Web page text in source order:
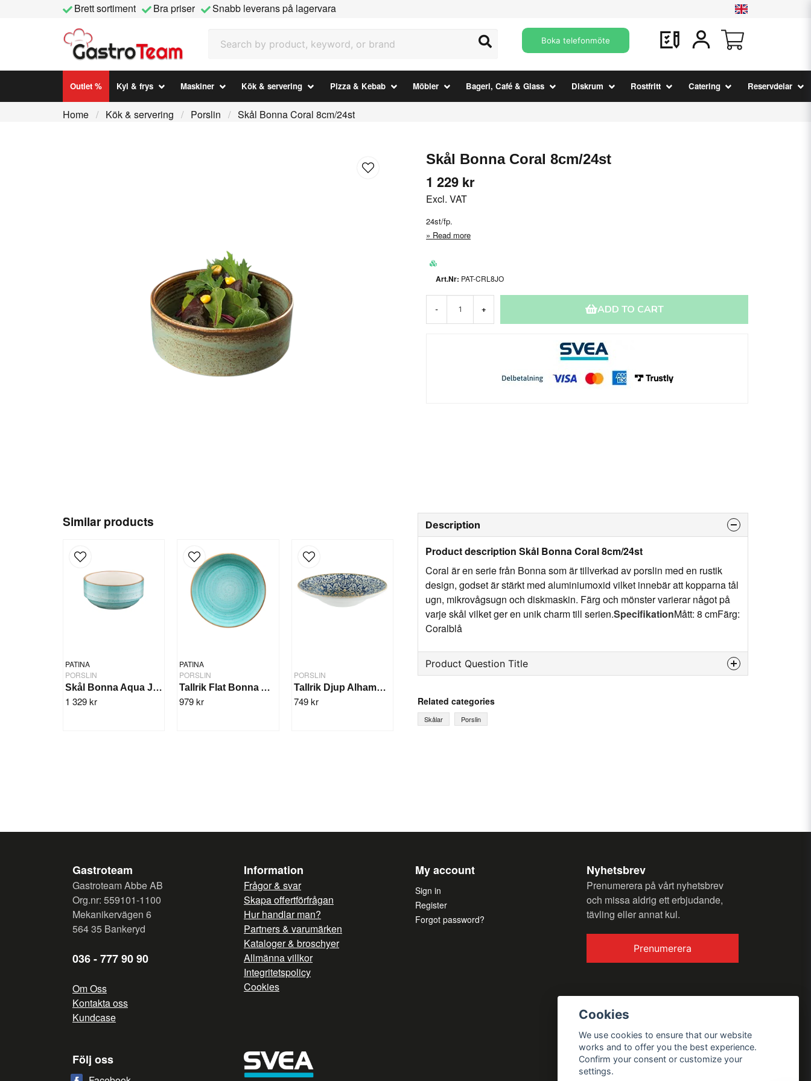
Brett sortiment Bra priser
Snabb leverans på lagervara
Boka telefonmöte
Outlet % Kyl & frys Maskiner Kök & servering Pizza & Kebab Möbler Bageri, Café & Glass Diskrum Rostfritt Catering Reservdelar
Home Kök & servering Porslin Skål Bonna Coral 8cm/24st
Skål Bonna Coral 8cm/24st
1 229 kr
Excl. VAT
24st/fp.
Read more
PAT-CRL8JO
- + ADD TO CART
Similar products
PATINA
PORSLIN
Skål Bonna Aqua Joker 14cm/12st
1 329 kr
PATINA
PORSLIN
Tallrik Flat Bonna Aqua 30cm/6st
979 kr
PORSLIN
Tallrik Djup Alhambra 27cm/6st
749 kr
Description
Product description Skål Bonna Coral 8cm/24st
Coral är en serie från Bonna som är tillverkad av porslin med en rustik
design, godset är stärkt med aluminiumoxid vilket innebär att kopparna tål
ugn, mikrovågsugn och diskmaskin. Färg och mönster varierar något på
varje skål vilket ger en unik charm till serien.SpecifikationMått: 8 cmFärg:
Coralblå
Product Question Title
Ask us something about this product...
Related categories
Skålar Porslin
Gastroteam
Gastroteam Abbe AB
Org.nr: 559101-1100
Mekanikervägen 6
564 35 Bankeryd
036 - 777 90 90
Om Oss
Kontakta oss
Kundcase
Information
Frågor & svar
Skapa offertförfrågan
Hur handlar man?
Partners & varumärken
Kataloger & broschyer
Allmänna villkor
Integritetspolicy
Cookies
My account
Sign in
Register
Forgot password?
Nyhetsbrev
Prenumerera på vårt nyhetsbrev
och missa aldrig ett erbjudande,
tävling eller annat kul.
Prenumerera
Följ oss
Cookies
We use cookies to ensure that our website
works and to offer you the best experience.
Confirm your consent or customize your
settings.